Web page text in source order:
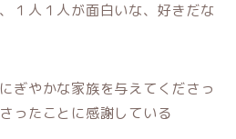
１人１人が面白いな、好きだな
ぎやかな家族を与えてくださっ
ったことに感謝している